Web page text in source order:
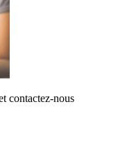
contactez-nous